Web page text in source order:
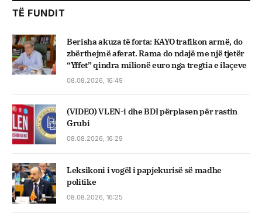
TË FUNDIT
Berisha akuza të forta: KAYO trafikon armë, do
zbërthejmë aferat. Rama do ndajë me një tjetër
“Yffet” qindra milionë euro nga tregtia e ilaçeve
08.08.2026, 16:49
(VIDEO) VLEN-i dhe BDI përplasen për rastin
Grubi
08.08.2026, 16:29
Leksikoni i vogël i papjekurisë së madhe
politike
08.08.2026, 16:25